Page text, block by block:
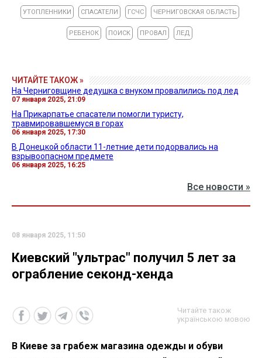
УТОПЛЕННИКИ СПАСАТЕЛИ ГСЧС ЧЕРНИГОВСКАЯ ОБЛАСТЬ
РЕБЕНОК ПОИСК ПРОВАЛ ЛЕД
ЧИТАЙТЕ ТАКОЖ »
На Черниговщине дедушка с внуком провалились под лед
07 января 2025, 21:09
На Прикарпатье спасатели помогли туристу,
травмировавшемуся в горах
06 января 2025, 17:30
В Донецкой области 11-летние дети подорвались на
взрывоопасном предмете
06 января 2025, 16:25
Все новости »
08 января 2025, 11:50
Киевский "ультрас" получил 5 лет за
ограбление секонд-хенда
Читайте також
українською мовою
В Киеве за грабеж магазина одежды и обуви